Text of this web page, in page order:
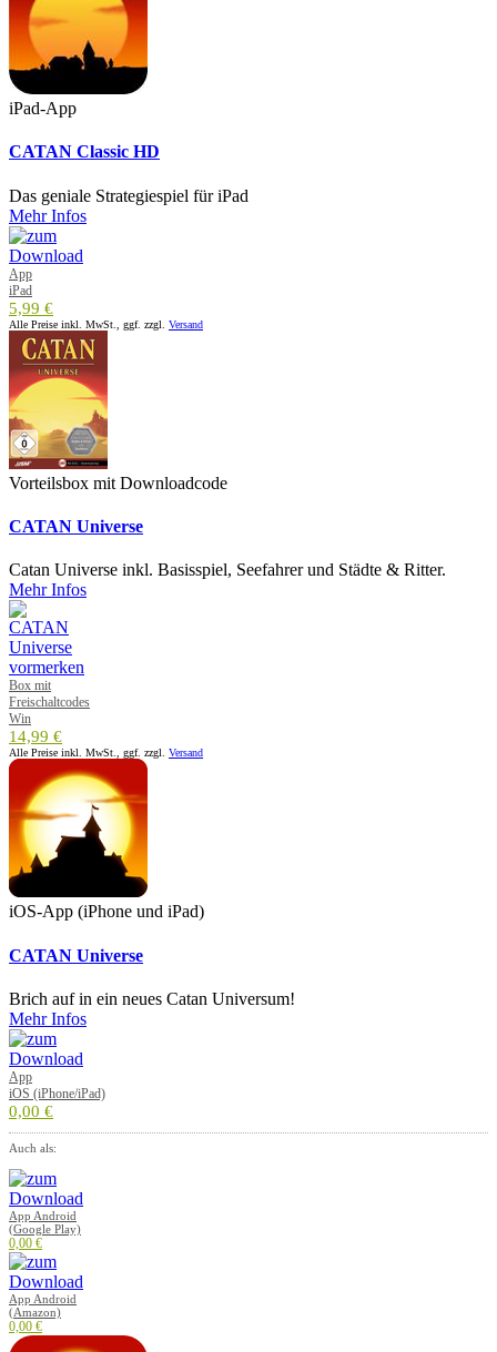
iPad-App
CATAN Classic HD
Das geniale Strategiespiel für iPad
Mehr Infos
App
iPad
5,99 €
Alle Preise inkl. MwSt., ggf. zzgl. Versand
Vorteilsbox mit Downloadcode
CATAN Universe
Catan Universe inkl. Basisspiel, Seefahrer und Städte & Ritter.
Mehr Infos
Box mit
Freischaltcodes
Win
14,99 €
Alle Preise inkl. MwSt., ggf. zzgl. Versand
iOS-App (iPhone und iPad)
CATAN Universe
Brich auf in ein neues Catan Universum!
Mehr Infos
App
iOS (iPhone/iPad)
0,00 €
Auch als:
App Android
(Google Play)
0,00 €
App Android
(Amazon)
0,00 €